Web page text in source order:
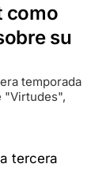
como
su
temporada
"Virtudes",